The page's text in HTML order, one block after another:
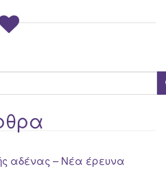
αδένας – Νέα έρευνα